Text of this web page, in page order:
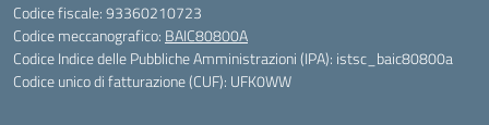
Codice fiscale: 93360210723
Codice meccanografico: BAIC80800A
Codice Indice delle Pubbliche Amministrazioni (IPA): istsc_baic80800a
Codice unico di fatturazione (CUF): UFK0WW